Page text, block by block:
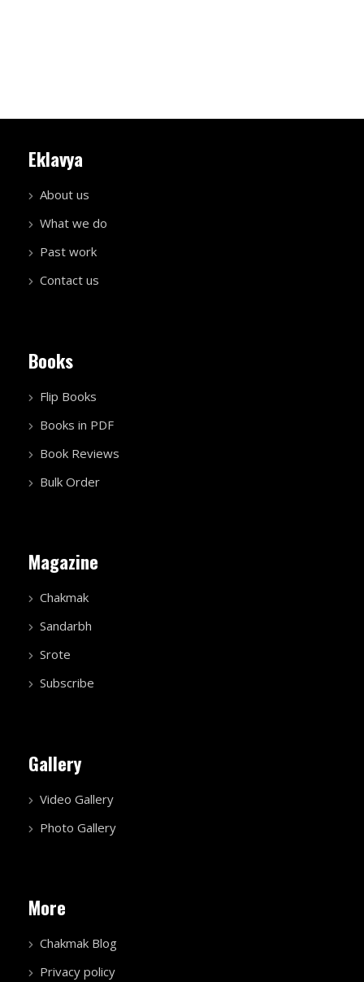
Eklavya
About us
What we do
Past work
Contact us
Books
Flip Books
Books in PDF
Book Reviews
Bulk Order
Magazine
Chakmak
Sandarbh
Srote
Subscribe
Gallery
Video Gallery
Photo Gallery
More
Chakmak Blog
Privacy policy